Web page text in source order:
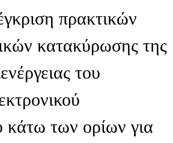
πρακτικών
κατακύρωσης της
του
κάτω των ορίων για